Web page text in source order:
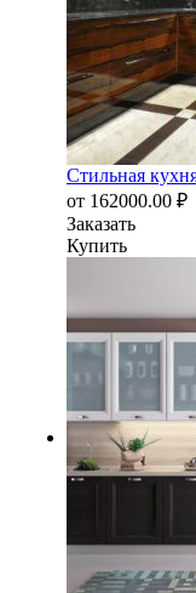
Стильная
от 162000.00 ₽
Заказать
Купить